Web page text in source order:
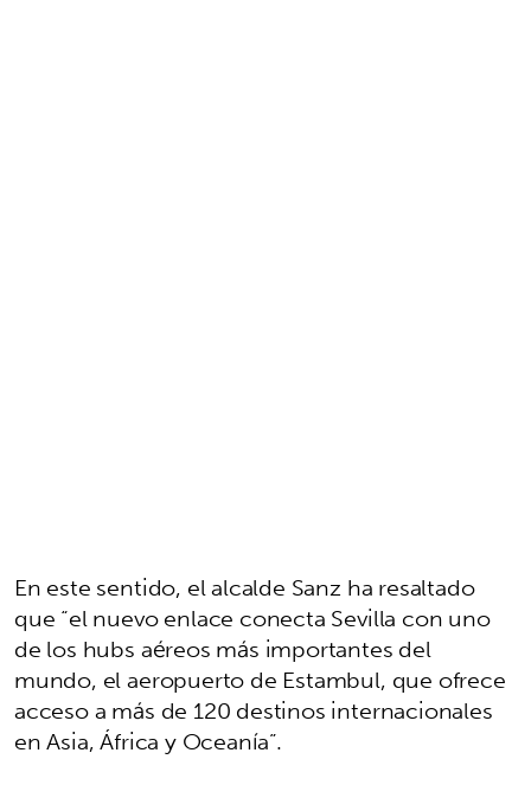
En este sentido, el alcalde Sanz ha resaltado
que “el nuevo enlace conecta Sevilla con uno
de los hubs aéreos más importantes del
mundo, el aeropuerto de Estambul, que ofrece
acceso a más de 120 destinos internacionales
en Asia, África y Oceanía”.